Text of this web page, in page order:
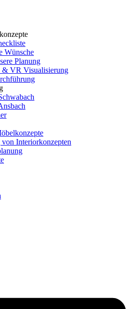
Wünsche
Planung
& VR Visualisierung
Interiorkonzepten